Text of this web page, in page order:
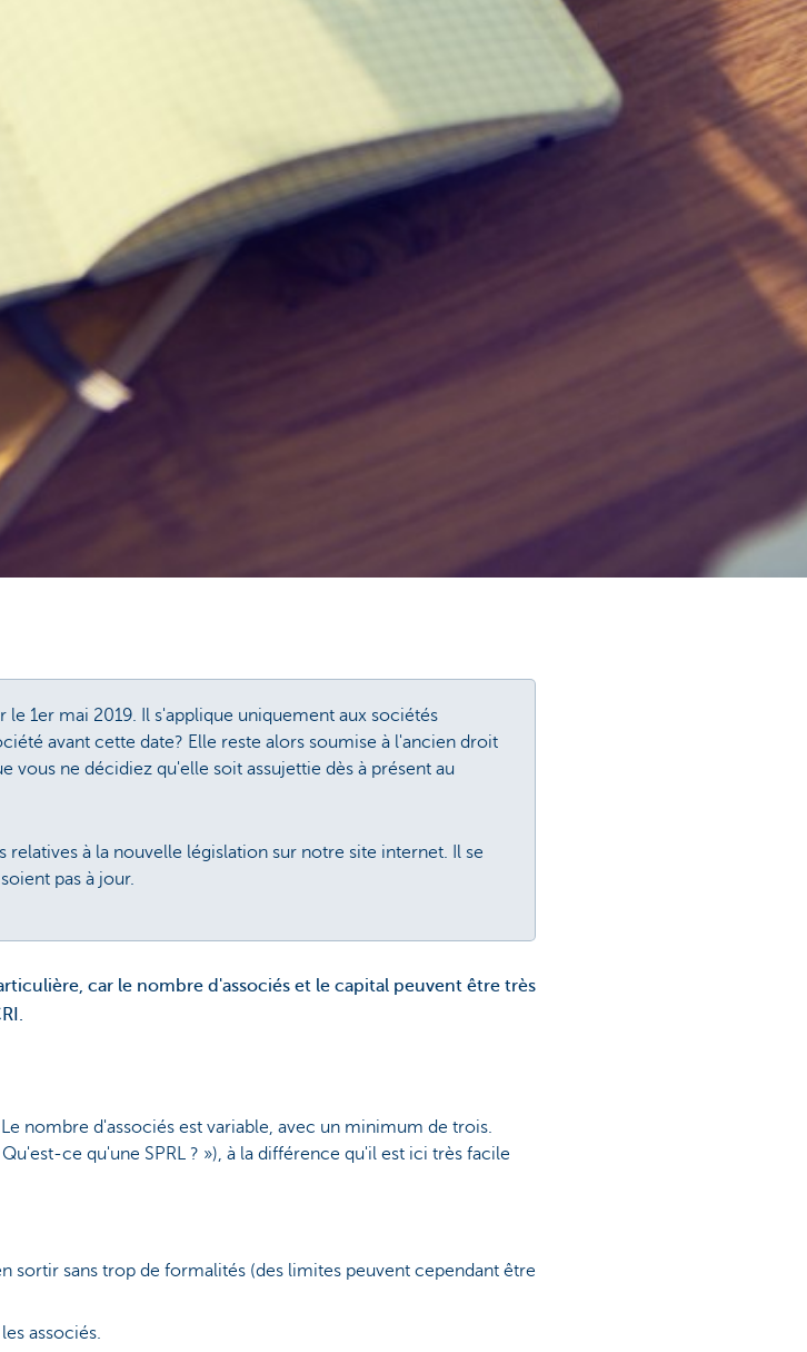
1er mai 2019. Il s'applique uniquement aux sociétés
avant cette date? Elle reste alors soumise à l'ancien droit
vous ne décidiez qu'elle soit assujettie dès à présent au
à la nouvelle législation sur notre site internet. Il se
pas à jour.
car le nombre d'associés et le capital peuvent être très
nombre d'associés est variable, avec un minimum de trois.
ce qu'une SPRL ? »), à la différence qu'il est ici très facile
sortir sans trop de formalités (des limites peuvent cependant être
associés.